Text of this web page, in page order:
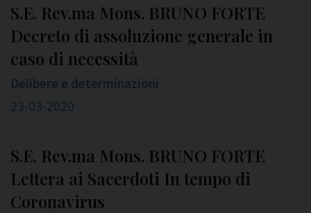
S.E. Rev.ma Mons. BRUNO FORTE
Decreto di assoluzione generale in
caso di necessità
Delibere e determinazioni
23-03-2020
S.E. Rev.ma Mons. BRUNO FORTE
Lettera ai Sacerdoti In tempo di
Coronavirus